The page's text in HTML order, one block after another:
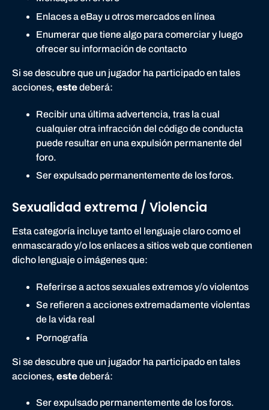
Enlaces a eBay u otros mercados en línea
Enumerar que tiene algo para comerciar y luego
ofrecer su información de contacto
Si se descubre que un jugador ha participado en tales
acciones, estedeberá:
Recibir una última advertencia, tras la cual
cualquier otra infracción del código de conducta
puede resultar en una expulsión permanente del
foro.
Ser expulsado permanentemente de los foros.
Sexualidad extrema / Violencia
Esta categoría incluye tanto el lenguaje claro como el
enmascarado y/o los enlaces a sitios web que contienen
dicho lenguaje o imágenes que:
Referirse a actos sexuales extremos y/o violentos
Se refieren a acciones extremadamente violentas
de la vida real
Pornografía
Si se descubre que un jugador ha participado en tales
acciones, estedeberá:
Ser expulsado permanentemente de los foros.